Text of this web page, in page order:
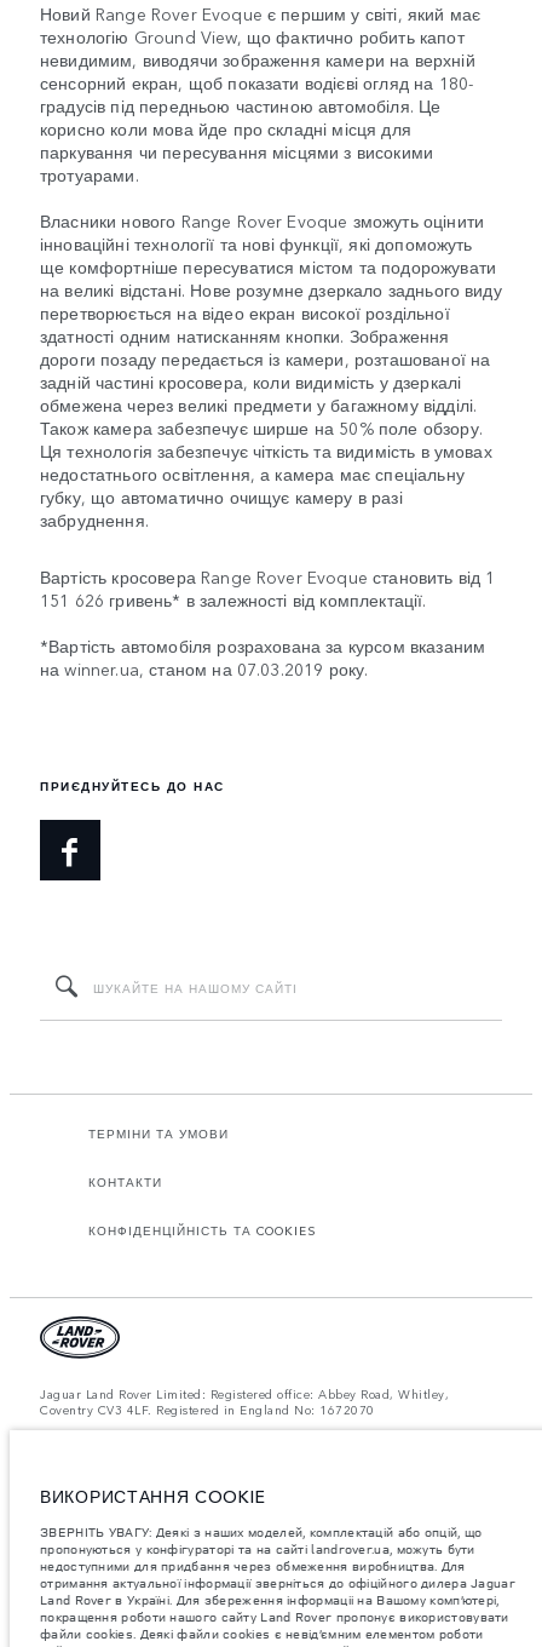
Новий Range Rover Evoque є першим у світі, який має
технологію Ground View, що фактично робить капот
невидимим, виводячи зображення камери на верхній
сенсорний екран, щоб показати водієві огляд на 180-
градусів під передньою частиною автомобіля. Це
корисно коли мова йде про складні місця для
паркування чи пересування місцями з високими
тротуарами.
Власники нового Range Rover Evoque зможуть оцінити
інноваційні технології та нові функції, які допоможуть
ще комфортніше пересуватися містом та подорожувати
на великі відстані. Нове розумне дзеркало заднього виду
перетворюється на відео екран високої роздільної
здатності одним натисканням кнопки. Зображення
дороги позаду передається із камери, розташованої на
задній частині кросовера, коли видимість у дзеркалі
обмежена через великі предмети у багажному відділі.
Також камера забезпечує ширше на 50% поле обзору.
Ця технологія забезпечує чіткість та видимість в умовах
недостатнього освітлення, а камера має спеціальну
губку, що автоматично очищує камеру в разі
забруднення.
Вартість кросовера Range Rover Evoque становить від 1
151 626 гривень* в залежності від комплектації.
*Вартість автомобіля розрахована за курсом вказаним
на winner.ua, станом на 07.03.2019 року.
ПРИЄДНУЙТЕСЬ ДО НАС
ТЕРМІНИ ТА УМОВИ
КОНТАКТИ
КОНФІДЕНЦІЙНІСТЬ ТА COOKIES
Jaguar Land Rover Limited: Registered office: Abbey Road, Whitley,
Coventry CV3 4LF. Registered in England No: 1672070
отримання актуальної інформації зверніться до офіційного дилера
Jaguar Land Rover в Україні.
Важливе зауваження щодо зображень та специфікацій.Глобальний
дефіцит напівпровідників наразі впливає на специфікації збірки,
доступність опцій і терміни виготовлення автомобілів. Це дуже
динамічна ситуація, і, як наслідок, зображення, які зараз
використовуються на вебсайті, можуть не повністю відображати
поточні специфікації, опції, варіанти оздоблення та кольорові рішення.
Будь ласка, зв'яжіться з офіційним дилером для отримання детальної
ВИКОРИСТАННЯ COOKIE
ЗВЕРНІТЬ УВАГУ: Деякі з наших моделей, комплектацій або опцій, що
пропонуються у конфігураторі та на сайті landrover.ua, можуть бути
недоступними для придбання через обмеження виробництва. Для
отримання актуальної інформації зверніться до офіційного дилера Jaguar
Land Rover в Україні. Для збереження інформаціі на Вашому комп’ютері,
покращення роботи нашого сайту Land Rover пропонує використовувати
файли cookies. Деякі файли cookies є невід’ємним елементом роботи